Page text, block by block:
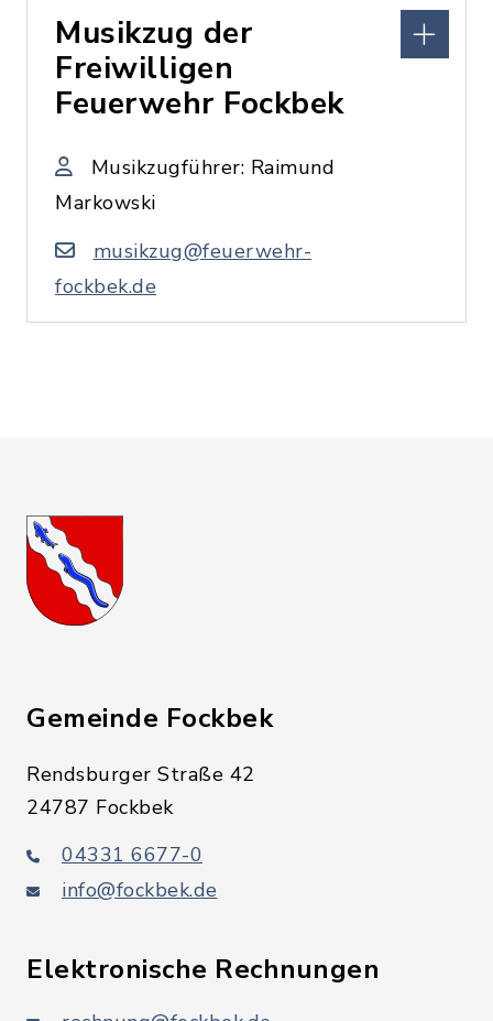
Musikzug der
Freiwilligen
Feuerwehr Fockbek
Musikzugführer: Raimund
Markowski
musikzug@feuerwehr-
fockbek.de
Gemeinde Fockbek
Rendsburger Straße 42
24787 Fockbek
04331 6677-0
info@fockbek.de
Elektronische Rechnungen